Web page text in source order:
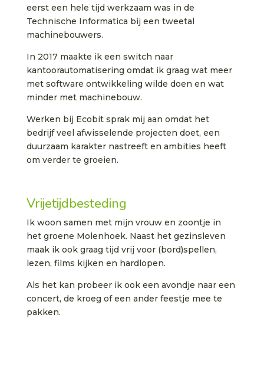
eerst een hele tijd werkzaam was in de
Technische Informatica bij een tweetal
machinebouwers.
In 2017 maakte ik een switch naar
kantoorautomatisering omdat ik graag wat meer
met software ontwikkeling wilde doen en wat
minder met machinebouw.
Werken bij Ecobit sprak mij aan omdat het
bedrijf veel afwisselende projecten doet, een
duurzaam karakter nastreeft en ambities heeft
om verder te groeien.
Vrijetijdbesteding
Ik woon samen met mijn vrouw en zoontje in
het groene Molenhoek. Naast het gezinsleven
maak ik ook graag tijd vrij voor (bord)spellen,
lezen, films kijken en hardlopen.
Als het kan probeer ik ook een avondje naar een
concert, de kroeg of een ander feestje mee te
pakken.